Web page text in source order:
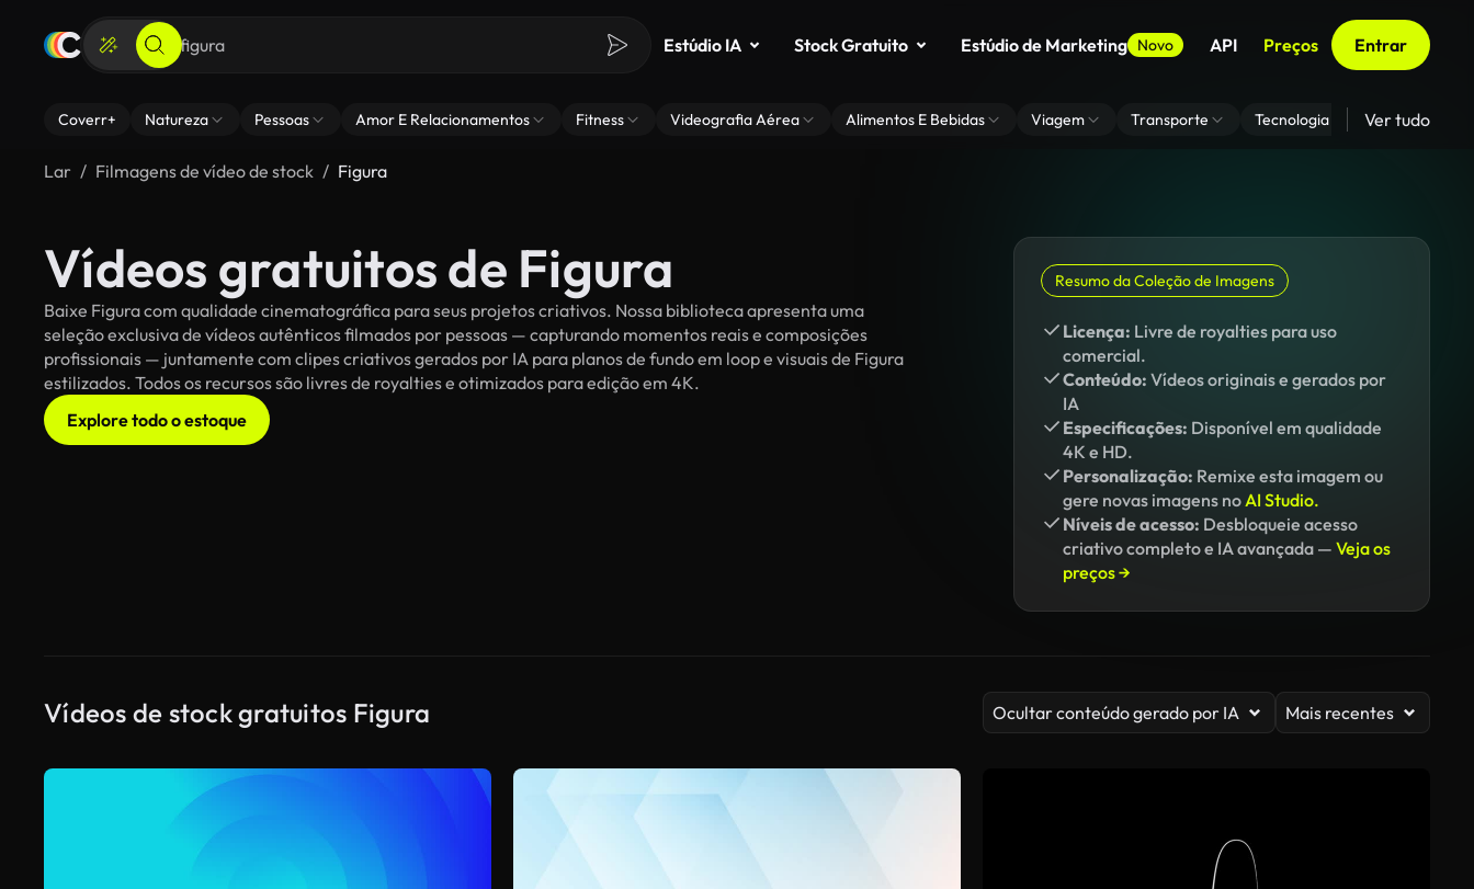
Estúdio IA Stock Gratuito Estúdio de Marketing Novo API Preços Entrar
Coverr+ Natureza Pessoas Amor E Relacionamentos Fitness Videografia Aérea Alimentos E Bebidas Viagem Transporte Tecnologia Zoom De
Ver tudo
Lar Filmagens de vídeo de stock Figura
Vídeos gratuitos de Figura
Baixe Figura com qualidade cinematográfica para seus projetos criativos. Nossa biblioteca apresenta uma
seleção exclusiva de vídeos autênticos filmados por pessoas — capturando momentos reais e composições
profissionais — juntamente com clipes criativos gerados por IA para planos de fundo em loop e visuais de Figura
estilizados. Todos os recursos são livres de royalties e otimizados para edição em 4K.
Explore todo o estoque
Resumo da Coleção de Imagens
Licença: Livre de royalties para uso
comercial.
Conteúdo: Vídeos originais e gerados por
IA
Especificações: Disponível em qualidade
4K e HD.
Personalização: Remixe esta imagem ou
gere novas imagens noAI Studio.
Níveis de acesso: Desbloqueie acesso
criativo completo e IA avançada — Veja os
preços →
Vídeos de stock gratuitos Figura Ocultar conteúdo gerado por IA Mais recentes